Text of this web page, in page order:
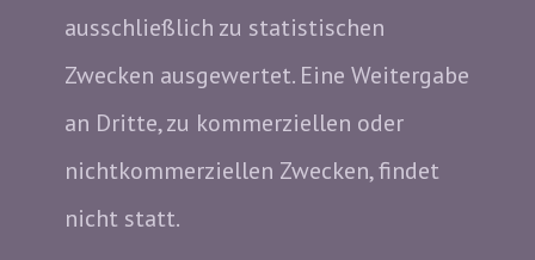
ausschließlich zu statistischen
Zwecken ausgewertet. Eine Weitergabe
an Dritte, zu kommerziellen oder
nichtkommerziellen Zwecken, findet
nicht statt.